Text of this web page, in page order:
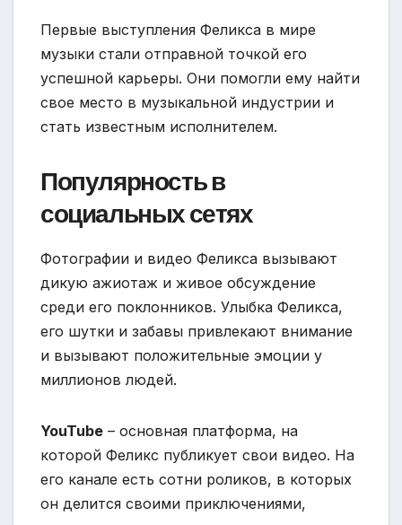
Первые выступления Феликса в мире
музыки стали отправной точкой его
успешной карьеры. Они помогли ему найти
свое место в музыкальной индустрии и
стать известным исполнителем.
Популярность в
социальных сетях
Фотографии и видео Феликса вызывают
дикую ажиотаж и живое обсуждение
среди его поклонников. Улыбка Феликса,
его шутки и забавы привлекают внимание
и вызывают положительные эмоции у
миллионов людей.
YouTube – основная платформа, на
которой Феликс публикует свои видео. На
его канале есть сотни роликов, в которых
он делится своими приключениями,